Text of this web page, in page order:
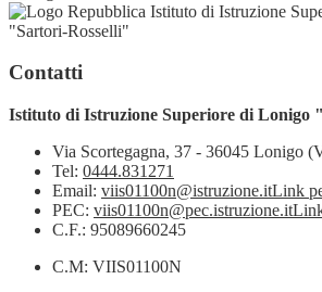
Istituto di Istruzione
"Sartori-Rosselli"
Contatti
Istituto di Istruzione Superiore di Lonigo
Via Scortegagna, 37 - 36045 Lonigo
Tel: 0444.831271
Email: viis01100n@istruzione.itLink
PEC: viis01100n@pec.istruzione.it
C.F.: 95089660245
C.M: VIIS01100N